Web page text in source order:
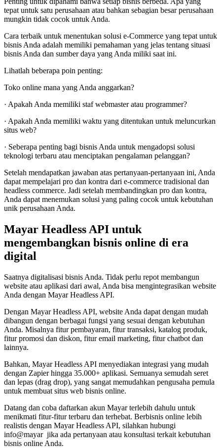
tepat untuk satu perusahaan atau bahkan sebagian besar perusahaan
mungkin tidak cocok untuk Anda.
Cara terbaik untuk menentukan solusi e-Commerce yang tepat untuk
bisnis Anda adalah memiliki pemahaman yang jelas tentang situasi
bisnis Anda dan sumber daya yang Anda miliki saat ini.
Lihatlah beberapa poin penting:
Toko online mana yang Anda anggarkan?
· Apakah Anda memiliki staf webmaster atau programmer?
· Apakah Anda memiliki waktu yang ditentukan untuk meluncurkan
situs web?
· Seberapa penting bagi bisnis Anda untuk mengadopsi solusi
teknologi terbaru atau menciptakan pengalaman pelanggan?
Setelah mendapatkan jawaban atas pertanyaan-pertanyaan ini, Anda
dapat mempelajari pro dan kontra dari e-commerce tradisional dan
headless commerce. Jadi setelah membandingkan pro dan kontra,
Anda dapat menemukan solusi yang paling cocok untuk kebutuhan
unik perusahaan Anda.
Mayar Headless API untuk
mengembangkan bisnis online di era
digital
Saatnya digitalisasi bisnis Anda. Tidak perlu repot membangun
website atau aplikasi dari awal, Anda bisa mengintegrasikan website
Anda dengan Mayar Headless API.
Dengan Mayar Headless API, website Anda dapat dengan mudah
dibangun dengan berbagai fungsi yang sesuai dengan kebutuhan
Anda. Misalnya fitur pembayaran, fitur transaksi, katalog produk,
fitur promosi dan diskon, fitur email marketing, fitur chatbot dan
lainnya.
Bahkan, Mayar Headless API menyediakan integrasi yang mudah
dengan Zapier hingga 35.000+ aplikasi. Semuanya semudah seret
dan lepas (drag drop), yang sangat memudahkan pengusaha pemula
untuk membuat situs web bisnis online.
Datang dan coba daftarkan akun Mayar terlebih dahulu untuk
menikmati fitur-fitur terbaru dan terhebat. Berbisnis online lebih
realistis dengan Mayar Headless API, silahkan hubungi
info@mayar jika ada pertanyaan atau konsultasi terkait kebutuhan
bisnis online Anda.